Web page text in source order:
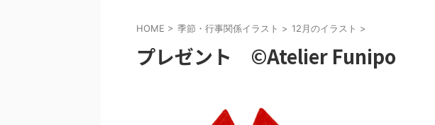
HOME > 季節・行事関係イラスト > 12月のイラスト >
プレゼント ©Atelier Funipo